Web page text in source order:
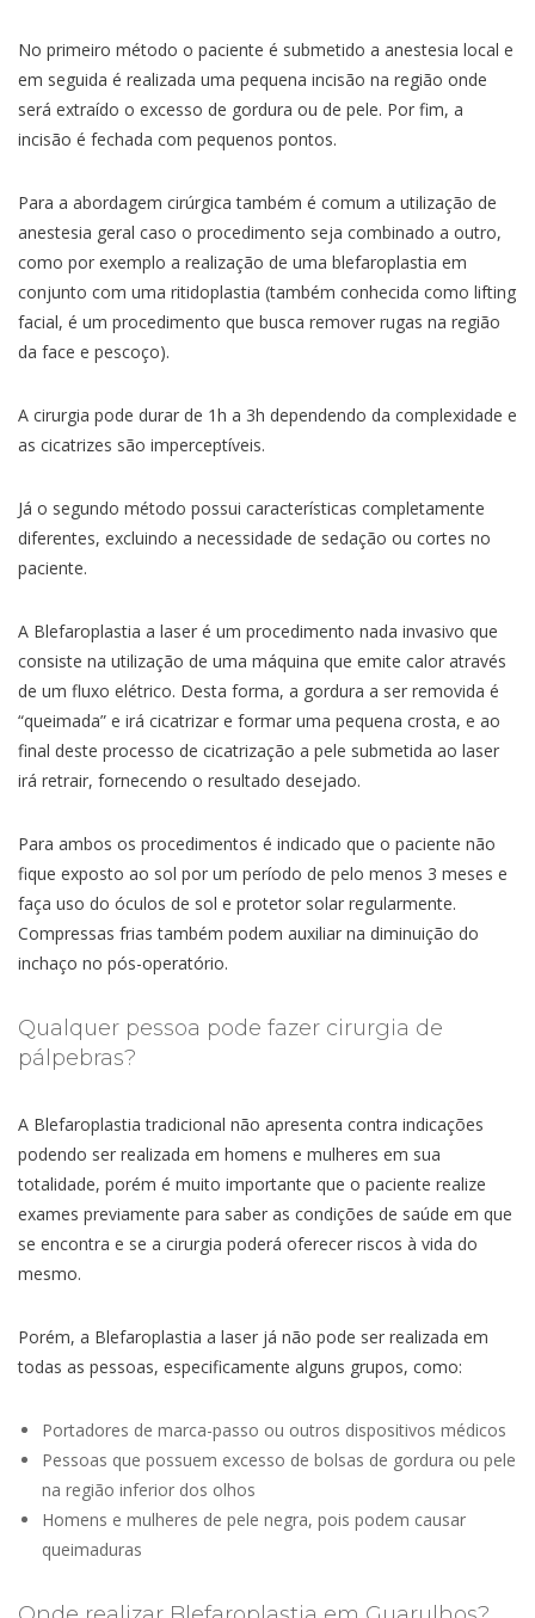
No primeiro método o paciente é submetido a anestesia local e
em seguida é realizada uma pequena incisão na região onde
será extraído o excesso de gordura ou de pele. Por fim, a
incisão é fechada com pequenos pontos.
Para a abordagem cirúrgica também é comum a utilização de
anestesia geral caso o procedimento seja combinado a outro,
como por exemplo a realização de uma blefaroplastia em
conjunto com uma ritidoplastia (também conhecida como lifting
facial, é um procedimento que busca remover rugas na região
da face e pescoço).
A cirurgia pode durar de 1h a 3h dependendo da complexidade e
as cicatrizes são imperceptíveis.
Já o segundo método possui características completamente
diferentes, excluindo a necessidade de sedação ou cortes no
paciente.
A Blefaroplastia a laser é um procedimento nada invasivo que
consiste na utilização de uma máquina que emite calor através
de um fluxo elétrico. Desta forma, a gordura a ser removida é
“queimada” e irá cicatrizar e formar uma pequena crosta, e ao
final deste processo de cicatrização a pele submetida ao laser
irá retrair, fornecendo o resultado desejado.
Para ambos os procedimentos é indicado que o paciente não
fique exposto ao sol por um período de pelo menos 3 meses e
faça uso do óculos de sol e protetor solar regularmente.
Compressas frias também podem auxiliar na diminuição do
inchaço no pós-operatório.
Qualquer pessoa pode fazer cirurgia de
pálpebras?
A Blefaroplastia tradicional não apresenta contra indicações
podendo ser realizada em homens e mulheres em sua
totalidade, porém é muito importante que o paciente realize
exames previamente para saber as condições de saúde em que
se encontra e se a cirurgia poderá oferecer riscos à vida do
mesmo.
Porém, a Blefaroplastia a laser já não pode ser realizada em
todas as pessoas, especificamente alguns grupos, como:
Portadores de marca-passo ou outros dispositivos médicos
Pessoas que possuem excesso de bolsas de gordura ou pele
na região inferior dos olhos
Homens e mulheres de pele negra, pois podem causar
queimaduras